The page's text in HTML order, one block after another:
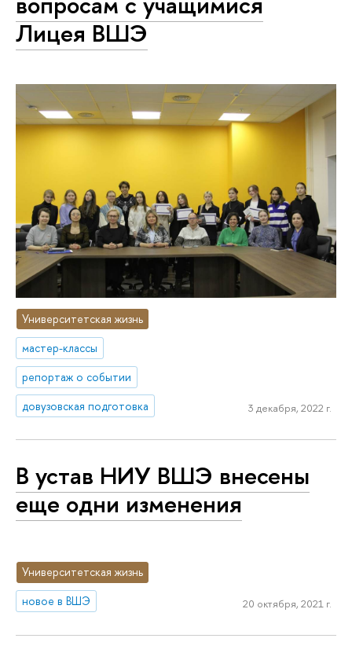
Лицея ВШЭ
Университетская жизнь
мастер-классы
репортаж о событии
довузовская подготовка
3 декабря, 2022 г.
В устав НИУ ВШЭ внесены
еще одни изменения
Университетская жизнь
новое в ВШЭ
20 октября, 2021 г.